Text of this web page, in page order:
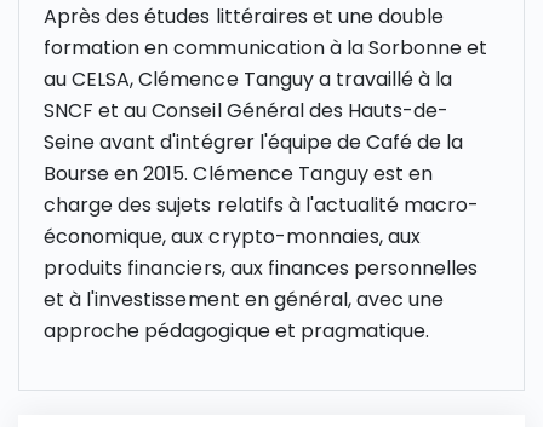
Après des études littéraires et une double
formation en communication à la Sorbonne et
au CELSA, Clémence Tanguy a travaillé à la
SNCF et au Conseil Général des Hauts-de-
Seine avant d'intégrer l'équipe de Café de la
Bourse en 2015. Clémence Tanguy est en
charge des sujets relatifs à l'actualité macro-
économique, aux crypto-monnaies, aux
produits financiers, aux finances personnelles
et à l'investissement en général, avec une
approche pédagogique et pragmatique.